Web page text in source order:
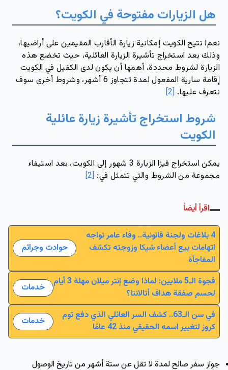
هل الزيارات مفتوحة في الكويت؟
وذلك بعد استخراج تأشيرة الزيارة العائلية، حيث تخضع هذه
إقامة سارية المفعول لمدة تتجاوز 6 أشهر، وشروط أخرى سوف
نتعرف عليها. [2]
الكويت
مجموعة من الشروط والتي تتمثل في: [2]
اقرأ أيضاً
4 بلاغات ولجنة قانونية.. وفاء عامر تواجه
اتهامات بيع أعضاء شيكا وزوجته تكشف
المفاجأة
حوادث وجرائم
فجوة الـ5 ملايين: لماذا وضع إنتر ميلان مهلة 3 أيام
لحسم صفقة هداف أتالانتا؟
خدمات
في سن الـ63.. كشف السر العائلي الذي دفع توم
كروز لتغيير اسمه الحقيقي منذ 42 عامًا
خدمات